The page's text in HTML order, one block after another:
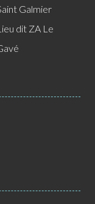
Galmier
dit ZA Le